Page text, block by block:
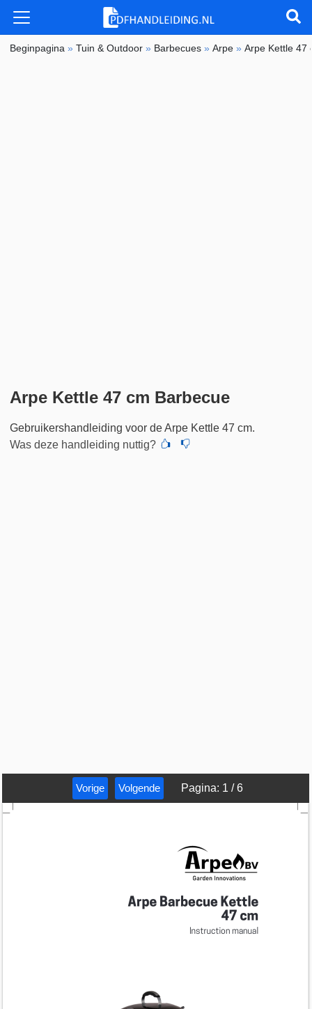
Beginpagina »Tuin & Outdoor » Barbecues »Arpe »Arpe Kettle 47
Arpe Kettle 47 cm Barbecue
Gebruikershandleiding voor de Arpe Kettle 47 cm.
Was deze handleiding nuttig?
Vorige Volgende Pagina: 1 /6